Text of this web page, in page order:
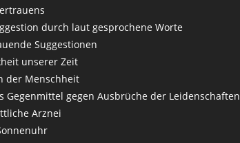
durch laut gesprochene Worte
Suggestionen
unserer Zeit
der Menschheit
gegen Ausbrüche der Leidenschaften
Arznei